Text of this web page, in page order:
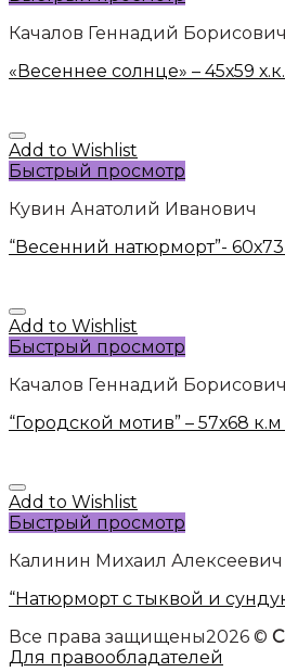
Качалов Геннадий Борисович
«Весеннее солнце» – 45х59
Add to Wishlist
Быстрый просмотр
Кувин Анатолий Иванович
“Весенний натюрморт”-
Add to Wishlist
Быстрый просмотр
Качалов Геннадий Борисович
“Городской мотив” – 57х68
Add to Wishlist
Быстрый просмотр
Калинин Михаил Алексеевич
“Натюрморт с тыквой и
Все права защищены2026 ©
Для правообладателей